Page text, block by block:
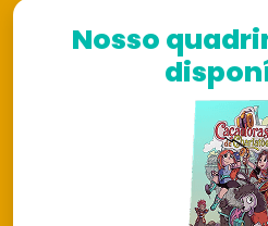
Nosso